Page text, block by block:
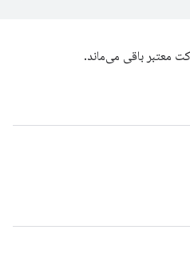
معتبر باقی می‌ماند.